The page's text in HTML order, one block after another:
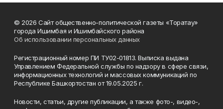
© 2026 Сайт общественно-политической газеты «Торатау»
города Ишимбая и Ишимбайского района
Об использовании персональных данных
Регистрационный номер ПИ ТУ02-01813. Выписка выдана
Управлением Федеральной службы по надзору в сфере связи,
информационных технологий и массовых коммуникаций по
Республике Башкортостан от 19.05.2025 г.
Новости, статьи, другие публикации, а также фото-, видео-,